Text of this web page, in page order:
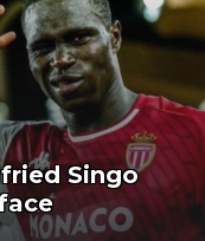
Singo